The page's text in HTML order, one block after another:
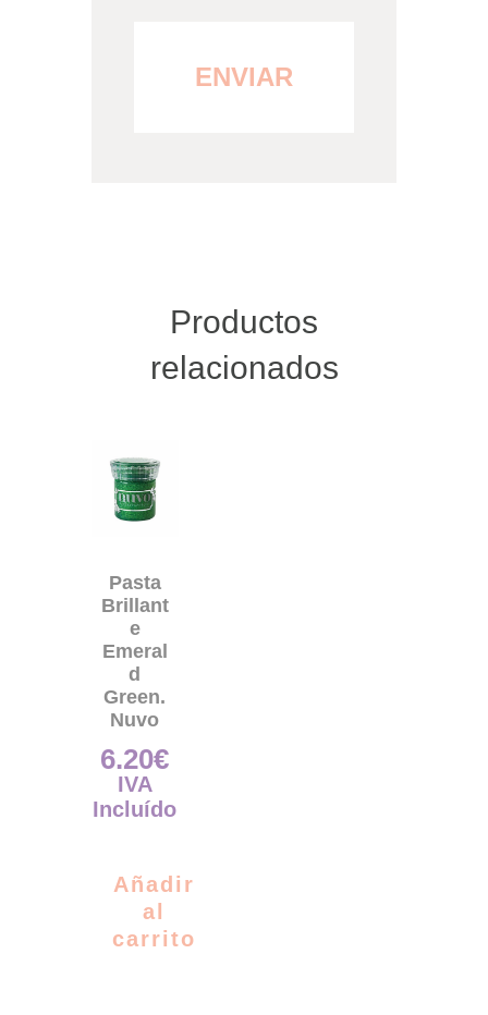
Productos
relacionados
Pasta
Brillant
e
Emeral
d
Green.
Nuvo
6.20€
IVA
Incluído
Añadir
al
carrito